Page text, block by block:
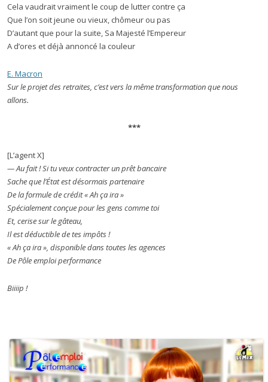
Cela vaudrait vraiment le coup de lutter contre ça
Que l’on soit jeune ou vieux, chômeur ou pas
D’autant que pour la suite, Sa Majesté l’Empereur
A d’ores et déjà annoncé la couleur
E. Macron
Sur le projet des retraites, c’est vers la même transformation que nous
allons.
***
[L’agent X]
— Au fait ! Si tu veux contracter un prêt bancaire
Sache que l’État est désormais partenaire
De la formule de crédit « Ah ça ira »
Spécialement conçue pour les gens comme toi
Et, cerise sur le gâteau,
Il est déductible de tes impôts !
« Ah ça ira », disponible dans toutes les agences
De Pôle emploi performance
Biiiip !